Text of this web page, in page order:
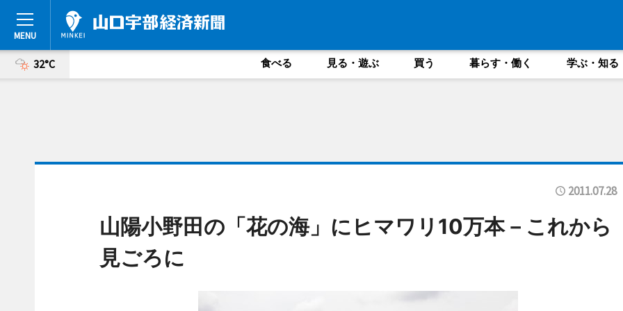
32°C 食べる 見る・遊ぶ 買う 暮らす・働く 学ぶ・知る
2011.07.28
山陽小野田の「花の海」にヒマワリ10万本－これから
見ごろに